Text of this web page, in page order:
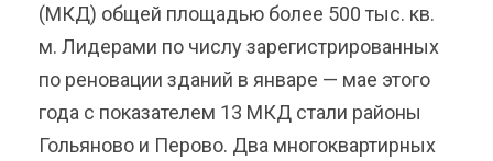
(МКД) общей площадью более 500 тыс. кв.
м. Лидерами по числу зарегистрированных
по реновации зданий в январе — мае этого
года с показателем 13 МКД стали районы
Гольяново и Перово. Два многоквартирных